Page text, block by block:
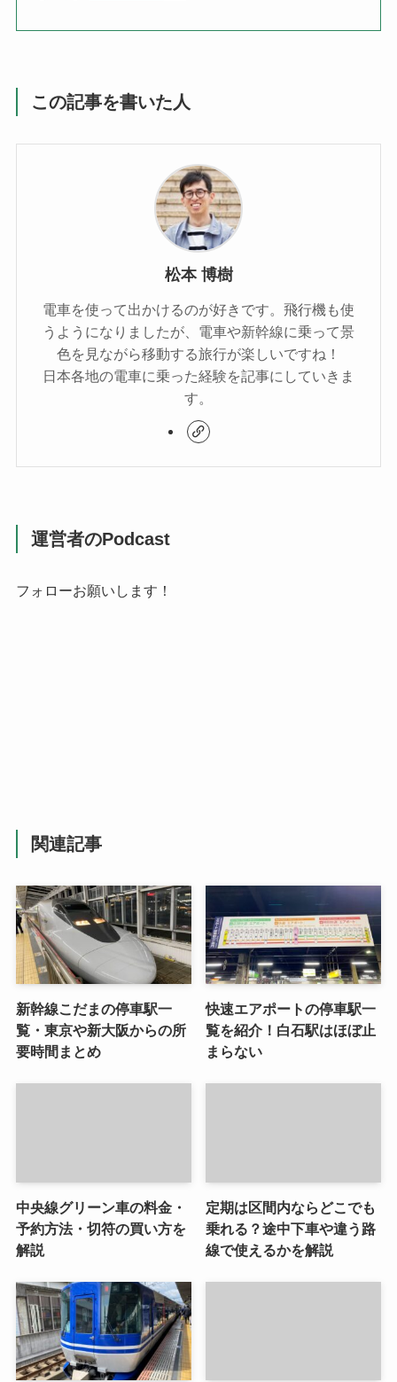
この記事を書いた人
松本 博樹
電車を使って出かけるのが好きです。飛行機も使
うようになりましたが、電車や新幹線に乗って景
色を見ながら移動する旅行が楽しいですね！
日本各地の電車に乗った経験を記事にしていきま
す。
運営者のPodcast
フォローお願いします！
関連記事
新幹線こだまの停車駅一
覧・東京や新大阪からの所
要時間まとめ
快速エアポートの停車駅一
覧を紹介！白石駅はほぼ止
まらない
中央線グリーン車の料金・
予約方法・切符の買い方を
解説
定期は区間内ならどこでも
乗れる？途中下車や違う路
線で使えるかを解説